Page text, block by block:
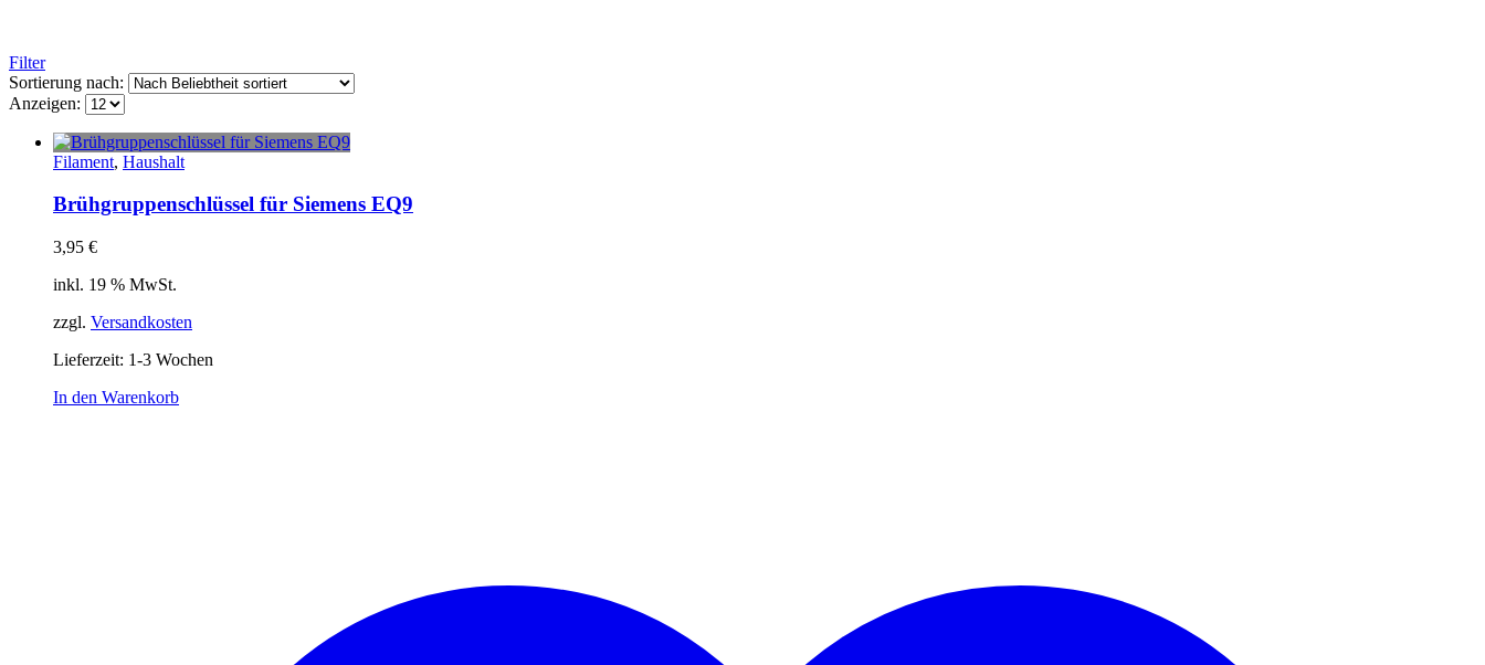
Filter
Sortierung nach:
Anzeigen:
Filament, Haushalt
Brühgruppenschlüssel für Siemens EQ9
3,95 €
inkl. 19 % MwSt.
zzgl. Versandkosten
Lieferzeit: 1-3 Wochen
In den Warenkorb